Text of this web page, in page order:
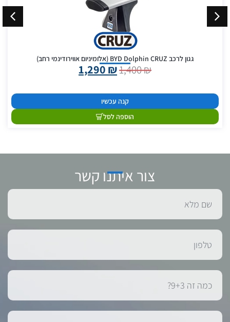
גגון לרכב BYD Dolphin CRUZ (אלומיניום אווירודינמי רחב)
1,400₪
1,290 ₪
קנה עכשיו
הוספה לסל
צור איתנו קשר